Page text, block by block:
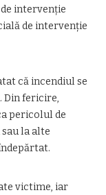
intervenție
de intervenție
că incendiul se
fericire,
pericolul de
la alte
victime, iar